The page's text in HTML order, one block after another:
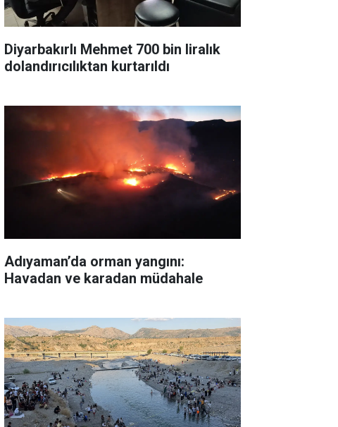
Diyarbakırlı Mehmet 700 bin liralık
dolandırıcılıktan kurtarıldı
Adıyaman’da orman yangını:
Havadan ve karadan müdahale